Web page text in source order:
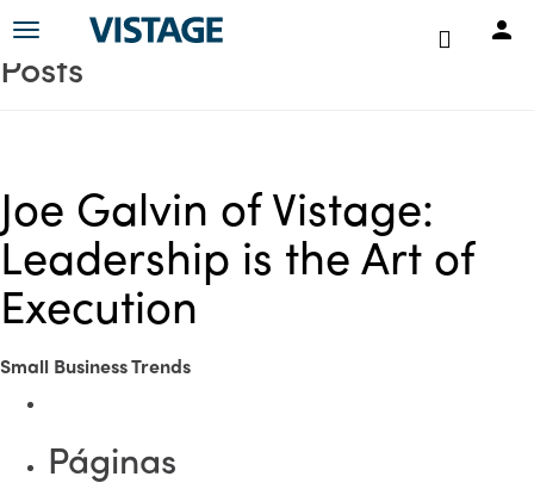
Toggle
Posts
Joe Galvin of Vistage:
Leadership is the Art of
Execution
Small Business Trends
Páginas